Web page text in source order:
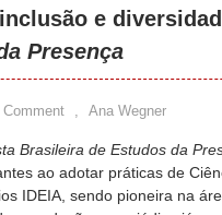
e
Presença
Comment , Ana Wegner
Brasileira de Estudos da
ao adotar práticas de
IDEIA, sendo pioneira na